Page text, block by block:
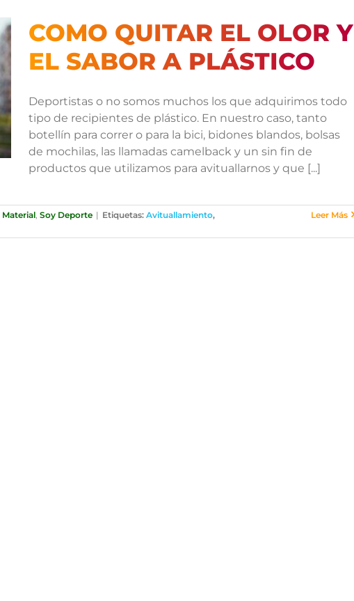
COMO QUITAR EL OLOR Y
EL SABOR A PLÁSTICO
Deportistas o no somos muchos los que adquirimos todo
tipo de recipientes de plástico. En nuestro caso, tanto
botellín para correr o para la bici, bidones blandos, bolsas
de mochilas, las llamadas camelback y un sin fin de
productos que utilizamos para avituallarnos y que [...]
Material, Soy Deporte | Etiquetas: Avituallamiento,
Leer Más